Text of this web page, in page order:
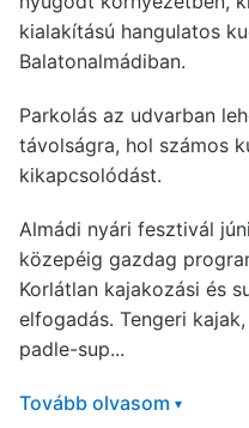
kialakítású hangulatos
Balatonalmádiban.
Parkolás az udvarban
távolságra, hol számos
kikapcsolódást.
Almádi nyári fesztivál
közepéig gazdag
Korlátlan kajakozási és
elfogadás. Tengeri
padle-sup...
Tovább olvasom ▾